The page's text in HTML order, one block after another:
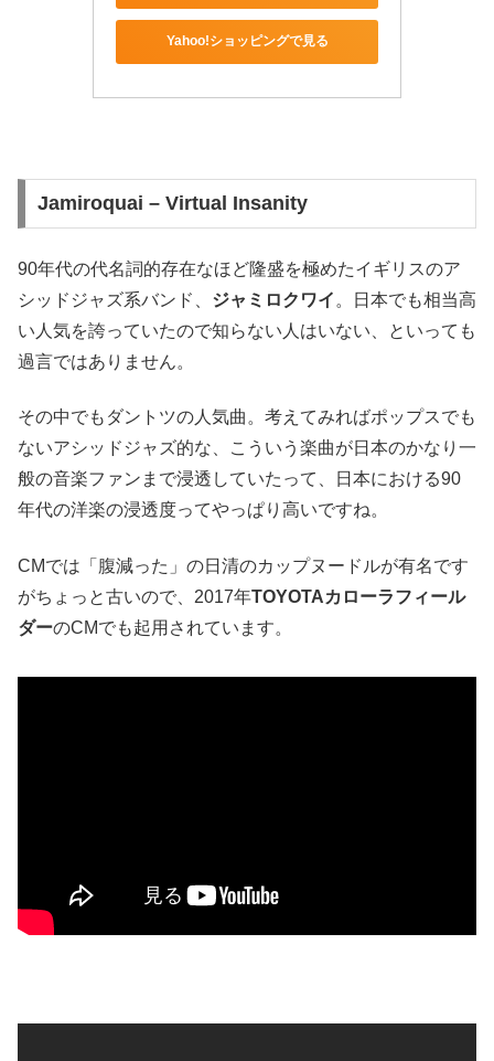
Yahoo!ショッピングで見る
Jamiroquai – Virtual Insanity
90年代の代名詞的存在なほど隆盛を極めたイギリスのア
シッドジャズ系バンド、 ジャミロクワイ 。日本でも相当高
い人気を誇っていたので知らない人はいない、といっても
過言ではありません。
その中でもダントツの人気曲。考えてみればポップスでも
ないアシッドジャズ的な、こういう楽曲が日本のかなり一
般の音楽ファンまで浸透していたって、日本における90
年代の洋楽の浸透度ってやっぱり高いですね。
CMでは「腹減った」の日清のカップヌードルが有名です
がちょっと古いので、2017年TOYOTAカローラフィール
ダーのCMでも起用されています。